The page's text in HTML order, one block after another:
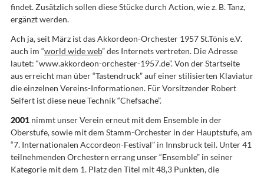
findet. Zusätzlich sollen diese Stücke durch Action, wie z. B. Tanz,
ergänzt werden.
Ach ja, seit März ist das Akkordeon-Orchester 1957 St.Tönis e.V.
auch im “world wide web” des Internets vertreten. Die Adresse
lautet: “www.akkordeon-orchester-1957.de”. Von der Startseite
aus erreicht man über “Tastendruck” auf einer stilisierten Klaviatur
die einzelnen Vereins-Informationen. Für Vorsitzender Robert
Seifert ist diese neue Technik “Chefsache”.
2001nimmt unser Verein erneut mit dem Ensemble in der
Oberstufe, sowie mit dem Stamm-Orchester in der Hauptstufe, am
“7. Internationalen Accordeon-Festival” in Innsbruck teil. Unter 41
teilnehmenden Orchestern errang unser “Ensemble” in seiner
Kategorie mit dem 1. Platz den Titel mit 48,3 Punkten, die